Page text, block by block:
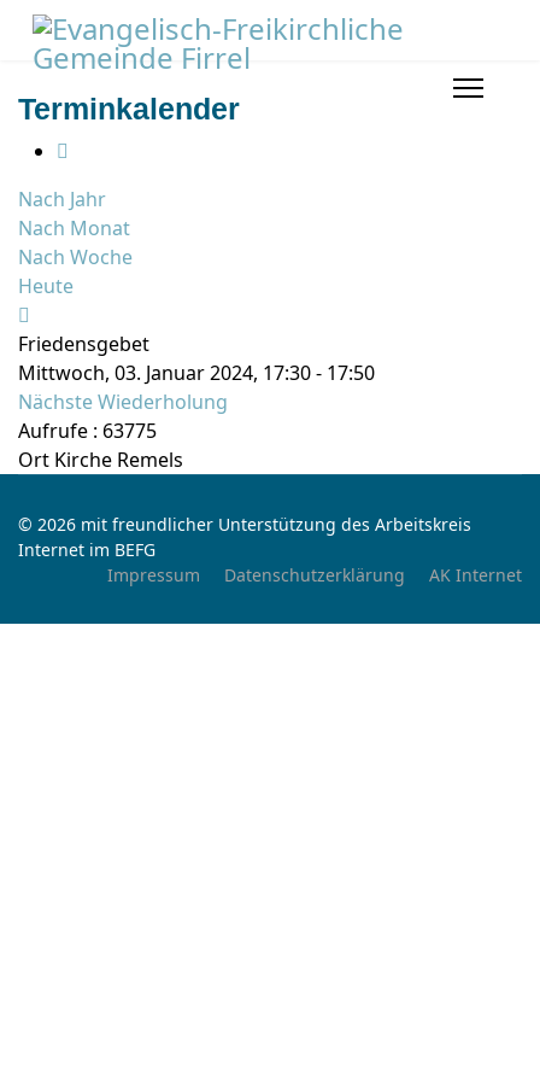
Terminkalender
Nach Jahr
Nach Monat
Nach Woche
Heute
Friedensgebet
Mittwoch, 03. Januar 2024, 17:30 - 17:50
Nächste Wiederholung
Aufrufe : 63775
Ort Kirche Remels
© 2026 mit freundlicher Unterstützung des Arbeitskreis
Internet im BEFG
Impressum
Datenschutzerklärung AK Internet